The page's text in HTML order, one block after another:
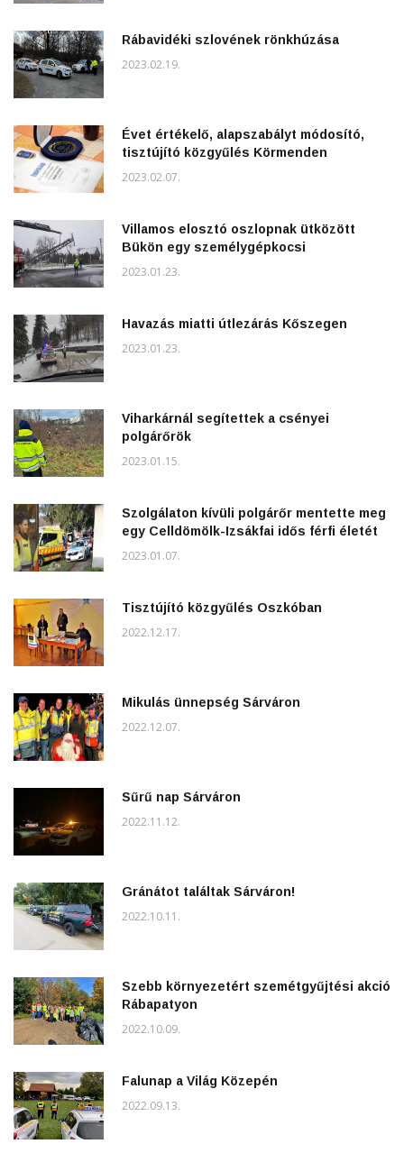
Rábavidéki szlovének rönkhúzása
2023.02.19.
Évet értékelő, alapszabályt módosító,
tisztújító közgyűlés Körmenden
2023.02.07.
Villamos elosztó oszlopnak ütközött
Bükön egy személygépkocsi
2023.01.23.
Havazás miatti útlezárás Kőszegen
2023.01.23.
Viharkárnál segítettek a csényei
polgárőrök
2023.01.15.
Szolgálaton kívüli polgárőr mentette meg
egy Celldömölk-Izsákfai idős férfi életét
2023.01.07.
Tisztújító közgyűlés Oszkóban
2022.12.17.
Mikulás ünnepség Sárváron
2022.12.07.
Sűrű nap Sárváron
2022.11.12.
Gránátot találtak Sárváron!
2022.10.11.
Szebb környezetért szemétgyűjtési akció
Rábapatyon
2022.10.09.
Falunap a Világ Közepén
2022.09.13.